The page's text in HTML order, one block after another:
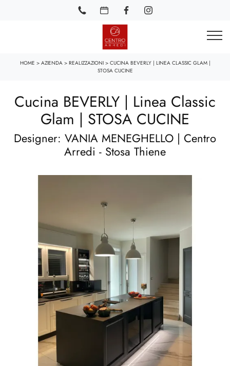
HOME > AZIENDA> REALIZZAZIONI > CUCINA BEVERLY | LINEA CLASSIC GLAM |
STOSA CUCINE
Cucina BEVERLY | Linea Classic
Glam | STOSA CUCINE
Designer: VANIA MENEGHELLO | Centro
Arredi - Stosa Thiene